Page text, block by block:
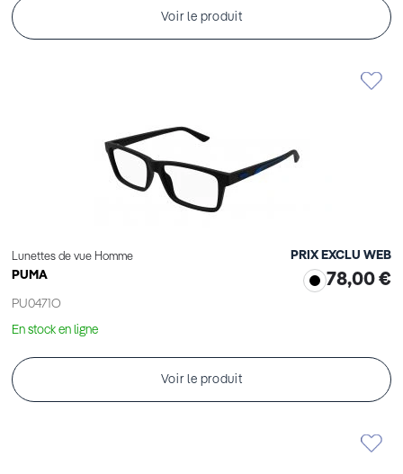
Voir le produit
Lunettes de vue Homme
PUMA
PU0471O
PRIX EXCLU WEB
78,00 €
En stock en ligne
Voir le produit